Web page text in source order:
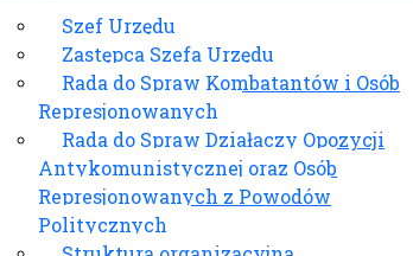
Szef Urzędu
Zastępca Szefa Urzędu
Rada do Spraw Kombatantów i Osób
Represjonowanych
Rada do Spraw Działaczy Opozycji
Antykomunistycznej oraz Osób
Represjonowanych z Powodów
Politycznych